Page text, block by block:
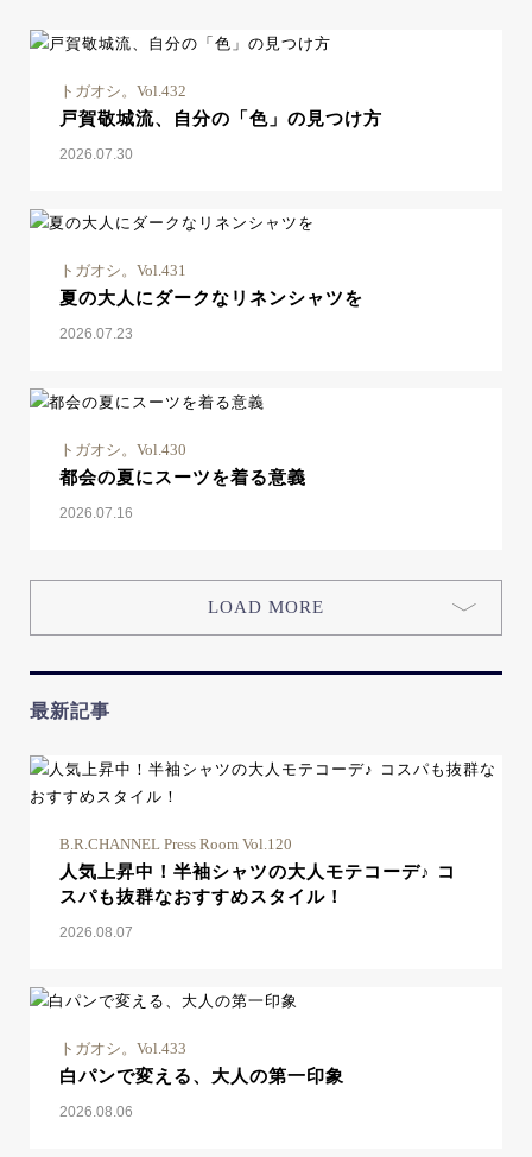
トガオシ。Vol.432
戸賀敬城流、自分の「色」の見つけ方
2026.07.30
トガオシ。Vol.431
夏の大人にダークなリネンシャツを
2026.07.23
トガオシ。Vol.430
都会の夏にスーツを着る意義
2026.07.16
LOAD MORE
最新記事
B.R.CHANNEL Press Room Vol.120
人気上昇中！半袖シャツの大人モテコーデ♪ コ
スパも抜群なおすすめスタイル！
2026.08.07
トガオシ。Vol.433
白パンで変える、大人の第一印象
2026.08.06